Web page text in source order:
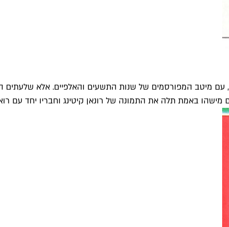
מיטב המפורסמים של שנות התשעים והאלפיים. אלא שלעתים
באמת תלה את התמונה של רונאן קיטינג וחבריו יחד עם